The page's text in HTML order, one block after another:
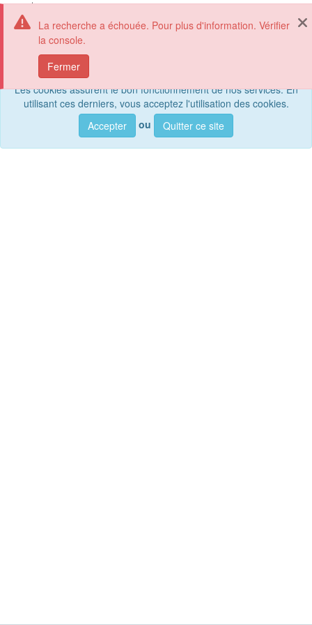
La recherche a échouée. Pour plus d'information. Vérifier
la console.
Fermer
Les cookies assurent le bon fonctionnement de nos services. En
utilisant ces derniers, vous acceptez l'utilisation des cookies.
Accepter
ou Quitter ce site
Rechercher parmijeux de données, services et cartes, ...